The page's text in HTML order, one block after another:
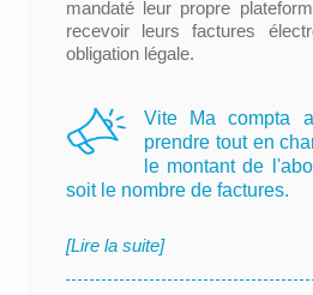
mandaté leur propre
recevoir leurs factures
obligation légale.
Vite Ma compta
prendre tout en
le montant de
soit le nombre de factures.
[Lire la suite]